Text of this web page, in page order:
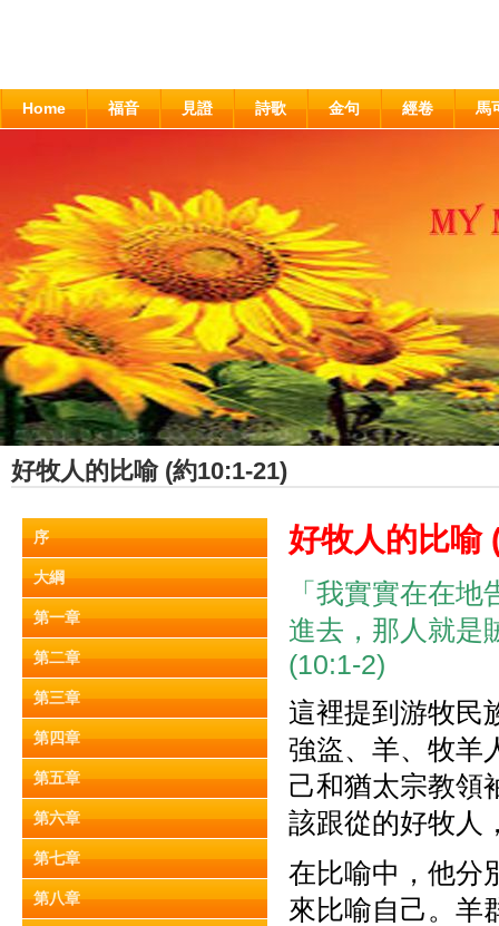
Home 福音 見證 詩歌 金句 經卷 馬
好牧人的比喻 (約10:1-21)
序
大綱
第一章
第二章
第三章
第四章
第五章
第六章
第七章
第八章
好牧人的比喻
「我實實在在
進去，那人就是
(10:1-2)
這裡提到游牧民
強盜、羊、牧羊
己和猶太宗教領
該跟從的好牧人
在比喻中，他分
來比喻自己。羊